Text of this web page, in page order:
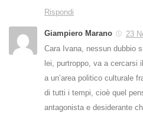
Rispondi
Giampiero Marano
23
Cara Ivana, nessun dubbio
lei, purtroppo, va a cercarsi
a un’area politico culturale
di tutti i tempi, cioè quel
antagonista e desiderante